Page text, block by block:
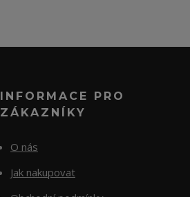
INFORMACE PRO
ZÁKAZNÍKY
O nás
Jak nakupovat